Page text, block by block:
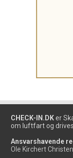
CHECK-IN.DK er
om luftfart og
Ansvarshavende
Ole Kirchert